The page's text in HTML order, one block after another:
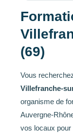
(69)
Vous
Villefranche-
organisme de
Auvergne-
vos locaux pour